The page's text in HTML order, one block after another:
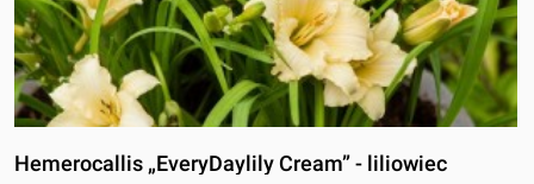
Hemerocallis „EveryDaylily Cream” - liliowiec